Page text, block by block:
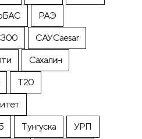
РАЭ
САУCaesar
Сахалин
Т20
Тунгуска УРП